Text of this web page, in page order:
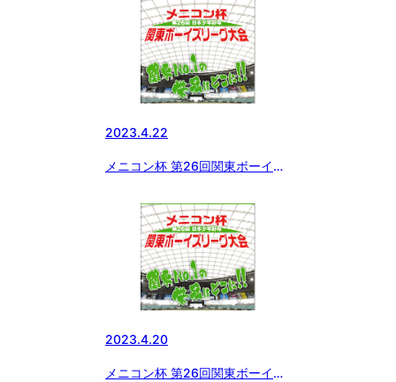
2023.4.22
メニコン杯 第26回関東ボーイズ
2023.4.20
メニコン杯 第26回関東ボーイズ